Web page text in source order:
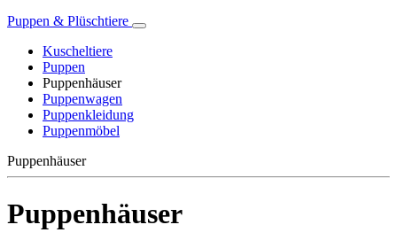
Puppen & Plüschtiere
Kuscheltiere
Puppen
Puppenhäuser
Puppenwagen
Puppenkleidung
Puppenmöbel
Puppenhäuser
Puppenhäuser